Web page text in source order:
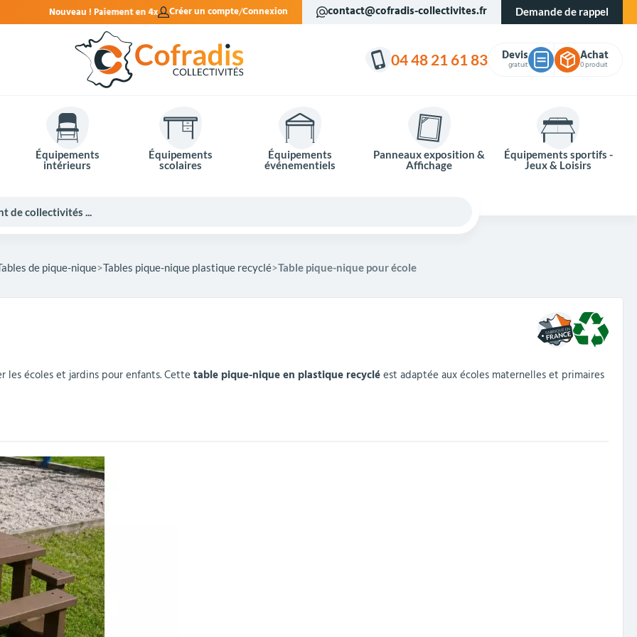
en 4x sans frais. Créer un compte Connexion contact@cofradis-collectivites.fr Demande de rappel
04 48 21 61 83 Devis
gratuit
Achat
0 produit
Équipements
intérieurs
Équipements
scolaires
Équipements
événementiels
Panneaux exposition &
Affichage
Équipements sportifs -
Jeux & Loisirs
parking
maternelle
de pique-nique Tables pique-nique plastique recyclé Table pique-nique pour école
les écoles et jardins pour enfants. Cette table pique-nique en plastique recycléest adaptée aux écoles maternelles et primaires